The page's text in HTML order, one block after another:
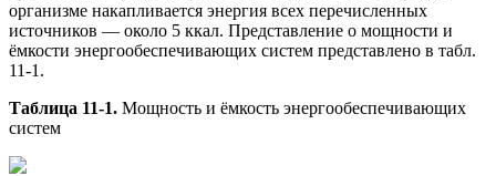
организме накапливается энергия всех перечисленных
источников — около 5 ккал. Представление о мощности и
ёмкости энергообеспечивающих систем представлено в табл.
11-1.
Таблица 11-1. Мощность и ёмкость энергообеспечивающих
систем